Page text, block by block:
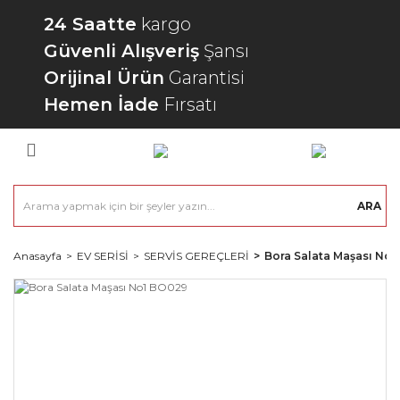
24 Saatte kargo
Güvenli Alışveriş Şansı
Orijinal Ürün Garantisi
Hemen İade Fırsatı
ARA
Anasayfa EV SERİSİ SERVİS GEREÇLERİ Bora Salata Maşası